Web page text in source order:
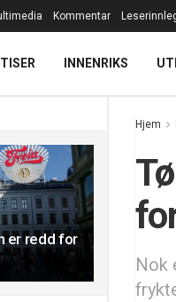
er redd for
Kommentar
INNENRIKS
Hjem
Nok